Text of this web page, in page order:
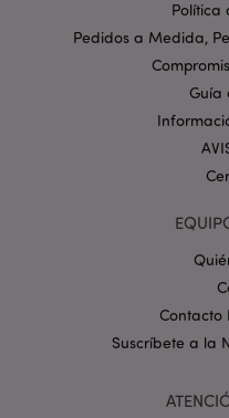
Política
Pedidos a Medida,
Guía
Contacto
Suscríbete a la
cookies estrictamente
Nombre
Google.